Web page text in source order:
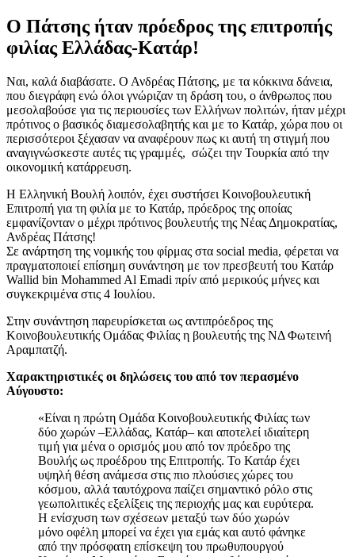
Ο Πάτσης ήταν πρόεδρος της επιτροπής
φιλίας Ελλάδας-Κατάρ!
Ναι, καλά διαβάσατε. Ο Ανδρέας Πάτσης, με τα κόκκινα δάνεια,
που διεγράφη ενώ όλοι γνώριζαν τη δράση του, ο άνθρωπος που
μεσολαβούσε για τις περιουσίες των Ελλήνων πολιτών, ήταν μέχρι
πρότινος ο βασικός διαμεσολαβητής και με το Κατάρ, χώρα που οι
περισσότεροι ξέχασαν να αναφέρουν πως κι αυτή τη στιγμή που
αναγιγνώσκεστε αυτές τις γραμμές, σώζει την Τουρκία από την
οικονομική κατάρρευση.
Η Ελληνική Βουλή λοιπόν, έχει συστήσει Κοινοβουλευτική
Επιτροπή για τη φιλία με το Κατάρ, πρόεδρος της οποίας
εμφανίζονταν ο μέχρι πρότινος βουλευτής της Νέας Δημοκρατίας,
Ανδρέας Πάτσης!
Σε ανάρτηση της νομικής του φίρμας στα social media, φέρεται να
πραγματοποιεί επίσημη συνάντηση με τον πρεσβευτή του Κατάρ
Wallid bin Mohammed Al Emadi πρίν από μερικούς μήνες και
συγκεκριμένα στις 4 Ιουλίου.
Στην συνάντηση παρευρίσκεται ως αντιπρόεδρος της
Κοινοβουλευτικής Ομάδας Φιλίας η βουλευτής της ΝΔ Φωτεινή
Αραμπατζή.
Χαρακτηριστικές οι δηλώσεις του από τον περασμένο
Αύγουστο:
«Είναι η πρώτη Ομάδα Κοινοβουλευτικής Φιλίας των
δύο χωρών –Ελλάδας, Κατάρ– και αποτελεί ιδιαίτερη
τιμή για μένα ο ορισμός μου από τον πρόεδρο της
Βουλής ως προέδρου της Επιτροπής. Το Κατάρ έχει
υψηλή θέση ανάμεσα στις πιο πλούσιες χώρες του
κόσμου, αλλά ταυτόχρονα παίζει σημαντικό ρόλο στις
γεωπολιτικές εξελίξεις της περιοχής μας και ευρύτερα.
Η ενίσχυση των σχέσεων μεταξύ των δύο χωρών
μόνο οφέλη μπορεί να έχει για εμάς και αυτό φάνηκε
από την πρόσφατη επίσκεψη του πρωθυπουργού